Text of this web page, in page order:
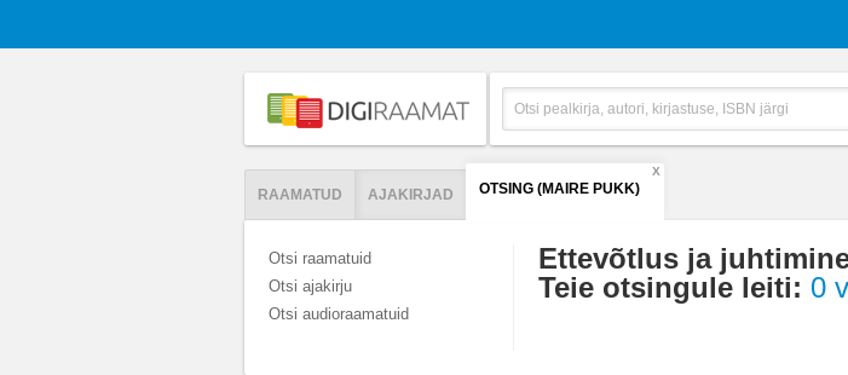
RAAMATUD AJAKIRJAD OTSING (MAIRE PUKK)
X
Otsi raamatuid
Otsi ajakirju
Otsi audioraamatuid
Ettevõtlus ja
Teie otsingule leiti: 0